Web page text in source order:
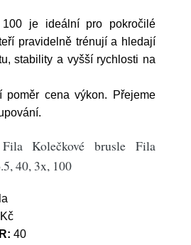
je ideální pro pokročilé
pravidelně trénují a hledají
stability a vyšší rychlosti na
poměr cena výkon. Přejeme
Kolečkové brusle Fila
40, 3x, 100
40